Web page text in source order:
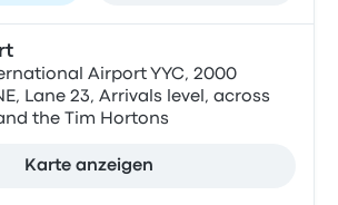
Airport YYC, 2000
Lane 23, Arrivals level, across
the Tim Hortons
Karte anzeigen